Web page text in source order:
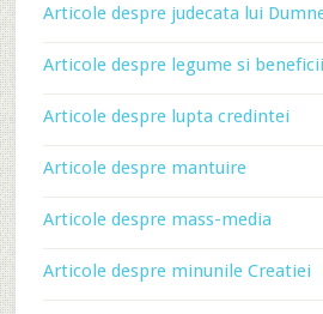
Articole despre judecata lui
Articole despre legume si
Articole despre lupta credintei
Articole despre mantuire
Articole despre mass-media
Articole despre minunile Creatiei